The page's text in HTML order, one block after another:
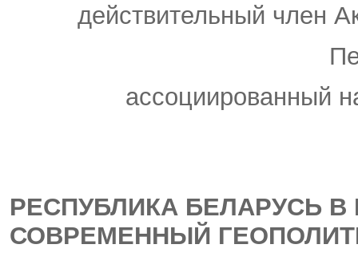
действительный член
ассоциированный
РЕСПУБЛИКА БЕЛАРУСЬ
СОВРЕМЕННЫЙ